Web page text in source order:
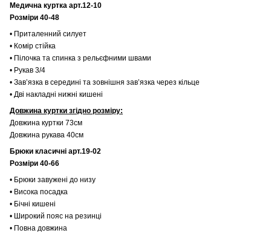
Медична куртка арт.12-10
Розміри 40-48
• Приталенний силует
• Комір стійка
• Пілочка та спинка з рельєфними швами
• Рукав 3/4
• Зав’язка в середині та зовнішня зав’язка через кільце
• Дві накладні нижні кишені
Довжина куртки згідно розміру:
Довжина куртки 73см
Довжина рукава 40см
Брюки класичні арт.19-02
Розміри 40-66
• Брюки завужені до низу
• Висока посадка
• Бічні кишені
• Широкий пояс на резинці
• Повна довжина